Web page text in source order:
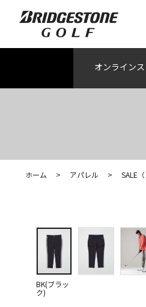
オンライン
ホーム > アパレル > SALE（
BK(ブラッ
ク)